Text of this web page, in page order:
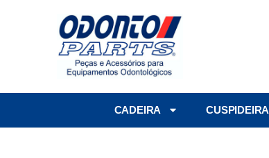
CADEIRA CUSPIDEIRA